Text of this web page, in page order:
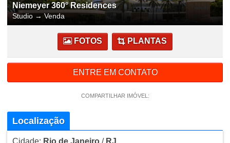
Niemeyer 360° Residences
Studio→Venda
FOTOS PLANTAS
ENTRE EM CONTATO
COMPARTILHAR IMÓVEL:
Localização
Cidade: Rio de Janeiro/ RJ